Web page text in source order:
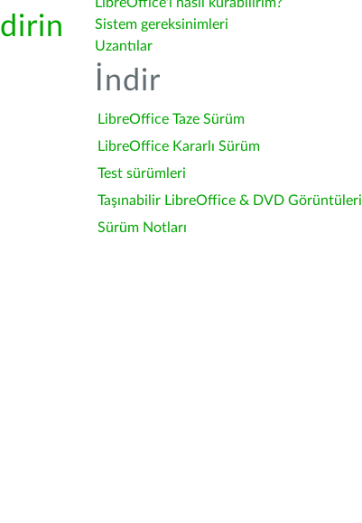
Sistem gereksinimleri
Uzantılar
İndir
LibreOffice Taze Sürüm
LibreOffice Kararlı Sürüm
Test sürümleri
Taşınabilir LibreOffice & DVD Görüntüleri
Sürüm Notları